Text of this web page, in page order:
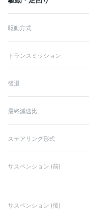
駆動方式
トランスミッション
後退
最終減速比
ステアリング形式
サスペンション (前)
サスペンション (後)